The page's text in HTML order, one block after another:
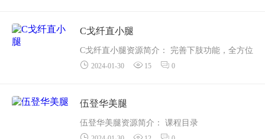
...
C戈纤直小腿
C戈纤直小腿资源简介： 完善下肢功能，全方位
瘦小腿课程目录
【课程训练前须知】.mp4
【训练级别 & 进阶方式】.mp...
2024-01-30 15 0
伍登华美腿
伍登华美腿资源简介： 课程目录